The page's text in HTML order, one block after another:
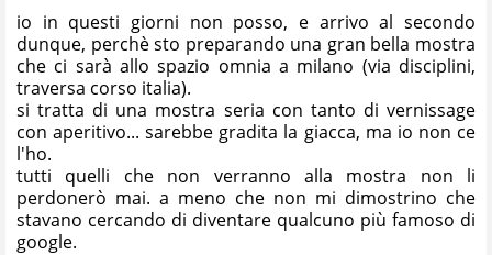
io in questi giorni non posso, e arrivo al secondo
dunque, perchè sto preparando una gran bella mostra
che ci sarà allo spazio omnia a milano (via disciplini,
traversa corso italia).
si tratta di una mostra seria con tanto di vernissage
con aperitivo... sarebbe gradita la giacca, ma io non ce
l'ho.
tutti quelli che non verranno alla mostra non li
perdonerò mai. a meno che non mi dimostrino che
stavano cercando di diventare qualcuno più famoso di
google.